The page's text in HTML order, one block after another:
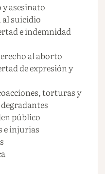
asesinato
al suicidio
e indemnidad
al aborto
de expresión y
torturas y
público
e injurias